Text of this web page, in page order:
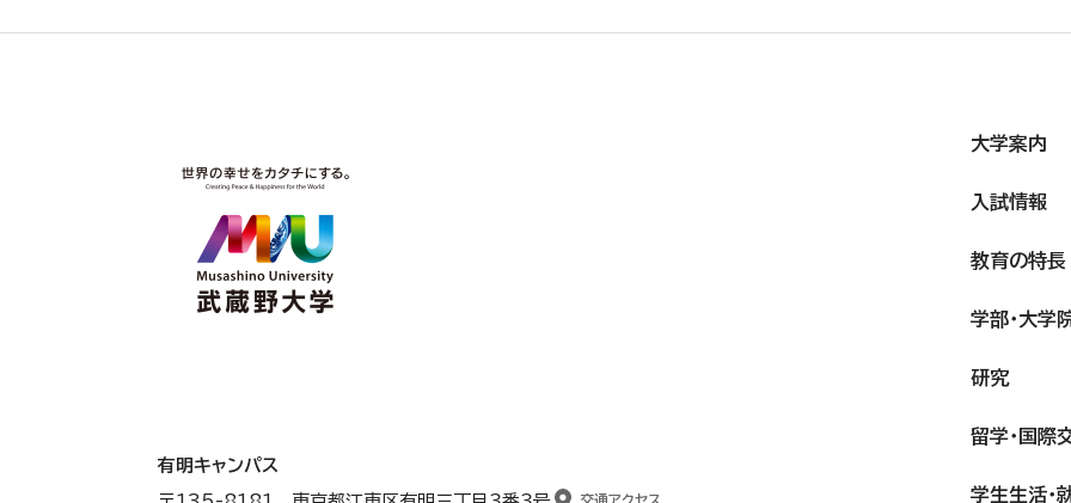
有明キャンパス
交通アクセス
大学案内
入試情報
教育の特長
学部・大学
研究
留学・国際
学生生活・